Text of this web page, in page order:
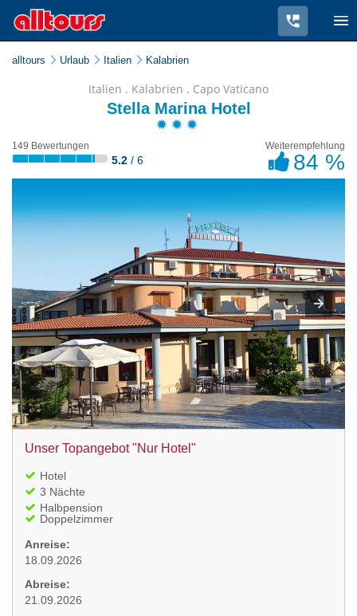
alltours Urlaub Italien Kalabrien
Italien . Kalabrien . Capo Vaticano
Stella Marina Hotel
149 Bewertungen
5.2 / 6
Weiterempfehlung
84 %
Unser Topangebot "Nur Hotel"
Hotel
3 Nächte
Halbpension
Doppelzimmer
Anreise:
18.09.2026
Abreise:
21.09.2026